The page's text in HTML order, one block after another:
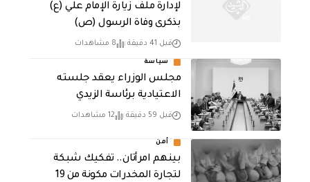
لإدارة ملف زيارة الإمام علي (ع)
بذكرى وفاة الرسول (ص)
قبل 41 دقيقة 8 مشاهدات
سياسة
مجلس الوزراء يعقد جلسته
الاعتيادية برئاسة الزيدي
قبل 59 دقيقة 12 مشاهدات
أمن
بينهم امرأتان.. تفكيك شبكة
لتجارة المخدرات مكونة من 19